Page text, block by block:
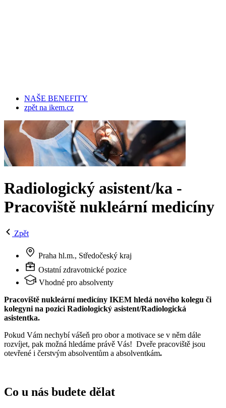
NAŠE BENEFITY
zpět na ikem.cz
Radiologický asistent/ka -
Pracoviště nukleární medicíny
Zpět
Praha hl.m., Středočeský kraj
Ostatní zdravotnické pozice
Vhodné pro absolventy
Pracoviště nukleární medicíny IKEM hledá nového kolegu či
kolegyni na pozici Radiologický asistent/Radiologická
asistentka.
Pokud Vám nechybí vášeň pro obor a motivace se v něm dále
rozvíjet, pak možná hledáme právě Vás! Dveře pracoviště jsou
otevřené i čerstvým absolventům a absolventkám.
Co u nás budete dělat